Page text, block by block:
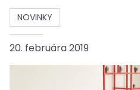
NOVINKY
20. februára 2019